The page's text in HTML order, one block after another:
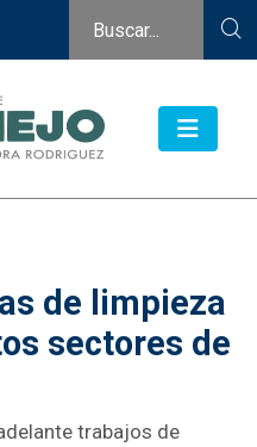
de limpieza
sectores de
trabajos de